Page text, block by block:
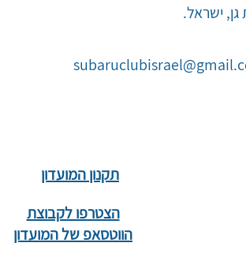
ישראל.
תקנון המועדון
הצטרפו לקבוצת
הווטסאפ של המועדון